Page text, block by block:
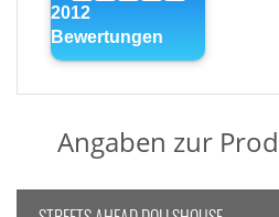
Angaben zur